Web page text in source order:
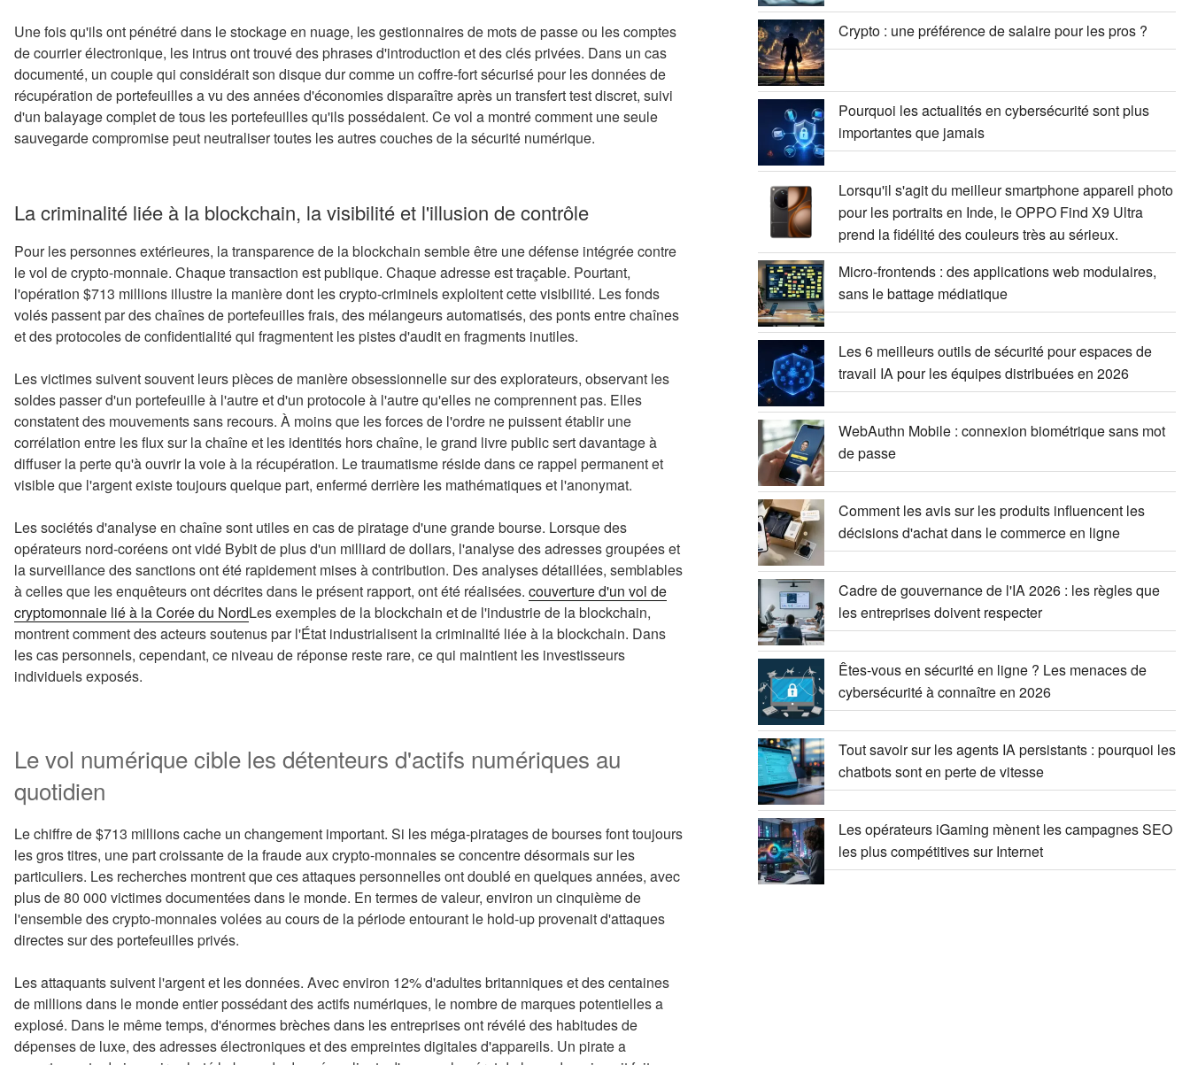
Une fois qu'ils ont pénétré dans le stockage en nuage, les gestionnaires de mots de passe ou les comptes
de courrier électronique, les intrus ont trouvé des phrases d'introduction et des clés privées. Dans un cas
documenté, un couple qui considérait son disque dur comme un coffre-fort sécurisé pour les données de
récupération de portefeuilles a vu des années d'économies disparaître après un transfert test discret, suivi
d'un balayage complet de tous les portefeuilles qu'ils possédaient. Ce vol a montré comment une seule
sauvegarde compromise peut neutraliser toutes les autres couches de la sécurité numérique.
La criminalité liée à la blockchain, la visibilité et l'illusion de contrôle
Pour les personnes extérieures, la transparence de la blockchain semble être une défense intégrée contre
le vol de crypto-monnaie. Chaque transaction est publique. Chaque adresse est traçable. Pourtant,
l'opération $713 millions illustre la manière dont les crypto-criminels exploitent cette visibilité. Les fonds
volés passent par des chaînes de portefeuilles frais, des mélangeurs automatisés, des ponts entre chaînes
et des protocoles de confidentialité qui fragmentent les pistes d'audit en fragments inutiles.
Les victimes suivent souvent leurs pièces de manière obsessionnelle sur des explorateurs, observant les
soldes passer d'un portefeuille à l'autre et d'un protocole à l'autre qu'elles ne comprennent pas. Elles
constatent des mouvements sans recours. À moins que les forces de l'ordre ne puissent établir une
corrélation entre les flux sur la chaîne et les identités hors chaîne, le grand livre public sert davantage à
diffuser la perte qu'à ouvrir la voie à la récupération. Le traumatisme réside dans ce rappel permanent et
visible que l'argent existe toujours quelque part, enfermé derrière les mathématiques et l'anonymat.
Les sociétés d'analyse en chaîne sont utiles en cas de piratage d'une grande bourse. Lorsque des
opérateurs nord-coréens ont vidé Bybit de plus d'un milliard de dollars, l'analyse des adresses groupées et
la surveillance des sanctions ont été rapidement mises à contribution. Des analyses détaillées, semblables
à celles que les enquêteurs ont décrites dans le présent rapport, ont été réalisées. couverture d'un vol de
cryptomonnaie lié à la Corée du NordLes exemples de la blockchain et de l'industrie de la blockchain,
montrent comment des acteurs soutenus par l'État industrialisent la criminalité liée à la blockchain. Dans
les cas personnels, cependant, ce niveau de réponse reste rare, ce qui maintient les investisseurs
individuels exposés.
Le vol numérique cible les détenteurs d'actifs numériques au
quotidien
Le chiffre de $713 millions cache un changement important. Si les méga-piratages de bourses font toujours
les gros titres, une part croissante de la fraude aux crypto-monnaies se concentre désormais sur les
particuliers. Les recherches montrent que ces attaques personnelles ont doublé en quelques années, avec
plus de 80 000 victimes documentées dans le monde. En termes de valeur, environ un cinquième de
l'ensemble des crypto-monnaies volées au cours de la période entourant le hold-up provenait d'attaques
directes sur des portefeuilles privés.
Les attaquants suivent l'argent et les données. Avec environ 12% d'adultes britanniques et des centaines
de millions dans le monde entier possédant des actifs numériques, le nombre de marques potentielles a
explosé. Dans le même temps, d'énormes brèches dans les entreprises ont révélé des habitudes de
dépenses de luxe, des adresses électroniques et des empreintes digitales d'appareils. Un pirate a
Crypto : une préférence de salaire pour les pros ?
Pourquoi les actualités en cybersécurité sont plus
importantes que jamais
Lorsqu'il s'agit du meilleur smartphone appareil photo
pour les portraits en Inde, le OPPO Find X9 Ultra
prend la fidélité des couleurs très au sérieux.
Micro-frontends : des applications web modulaires,
sans le battage médiatique
Les 6 meilleurs outils de sécurité pour espaces de
travail IA pour les équipes distribuées en 2026
WebAuthn Mobile : connexion biométrique sans mot
de passe
Comment les avis sur les produits influencent les
décisions d'achat dans le commerce en ligne
Cadre de gouvernance de l'IA 2026 : les règles que
les entreprises doivent respecter
Êtes-vous en sécurité en ligne ? Les menaces de
cybersécurité à connaître en 2026
Tout savoir sur les agents IA persistants : pourquoi les
chatbots sont en perte de vitesse
Les opérateurs iGaming mènent les campagnes SEO
les plus compétitives sur Internet